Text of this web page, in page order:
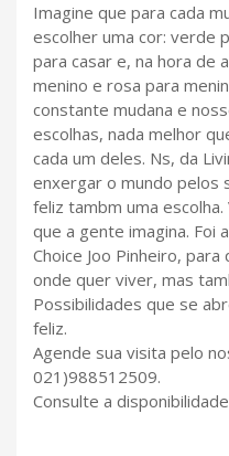
Imagine que para cada
escolher uma cor: verde
para casar e, na hora de
menino e rosa para
constante mudana e
escolhas, nada melhor
cada um deles. Ns, da
enxergar o mundo pelos
feliz tambm uma
que a gente imagina. Foi
Choice Joo Pinheiro,
onde quer viver, mas
Possibilidades que se
feliz.
Agende sua visita pelo
021)988512509.
Consulte a